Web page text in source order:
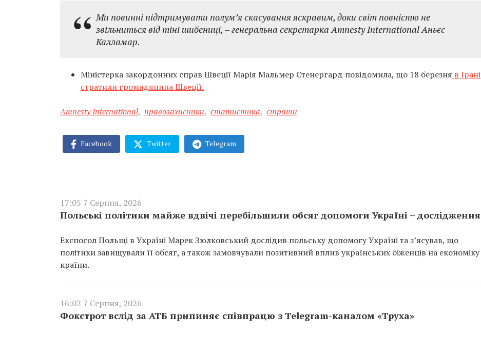
Ми повинні підтримувати полум’я скасування яскравим, доки світ повністю не
звільниться від тіні шибениці, – генеральна секретарка Amnesty International Аньєс
Калламар.
Міністерка закордонних справ Швеції Марія Мальмер Стенергард повідомила, що 18 березня в Ірані
стратили громадянина Швеції.
Amnesty International, правозахисники, статистика, страти
Facebook Twitter Telegram
17:05 7 Серпня, 2026
Польські політики майже вдвічі перебільшили обсяг допомоги Україні – дослідження
Експосол Польщі в Україні Марек Зюлковський дослідив польську допомогу Україні та з’ясував, що
політики завищували її обсяг, а також замовчували позитивний вплив українських біженців на економіку
країни.
16:02 7 Серпня, 2026
Фокстрот вслід за АТБ припиняє співпрацю з Telegram-каналом «Труха»